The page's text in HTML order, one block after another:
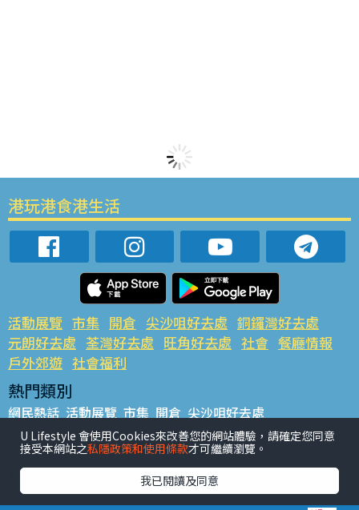
港玩港食港生活
活動展覽 市集 開倉 尖沙咀好去處 銅鑼灣好去處
元朗好去處 荃灣好去處 旺角好去處 社會 餐廳情報
戶外郊遊 社會福利
熱門類別
網民熱話 活動展覽 市集 開倉 尖沙咀好去處
銅鑼灣好去處 元朗好去處 荃灣好去處 旺角好去處 社會
餐廳情報 戶外郊遊
熱門標籤
#UGO搵好去處 #人氣活動推介 #美食社群熱話
U Lifestyle 會使用Cookies來改善您的網站體驗，請確定您同意
接受本網站之私隱政策和使用條款才可繼續瀏覽。
我已閱讀及同意